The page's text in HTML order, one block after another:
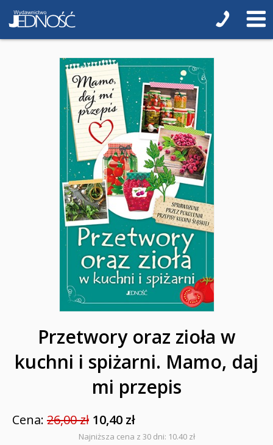
Przygotowanie do I Komunii Świętej (katecheza
parafialna)
Poradniki katolickie
Pomoce duszpasterskie i homiletyczne
Pomoce katechetyczne
Książki religijne dla dzieci
Regionalne
Teologia
Jedność dla dzieci
NOWOŚCI
ZAPOWIEDZI
QUIZY, ŁAMIGŁÓWKI TERAZ -35% TANIEJ
KAKADU - książki interaktywne z piórem
JUPI JO! - książki kartonowe dla najmłodszych
Adwent i Boże Narodzenie
Przetwory oraz zioła w
kuchni i spiżarni. Mamo, daj
mi przepis
Cena: 26,00 zł 10,40 zł
Najniższa cena z 30 dni: 10.40 zł